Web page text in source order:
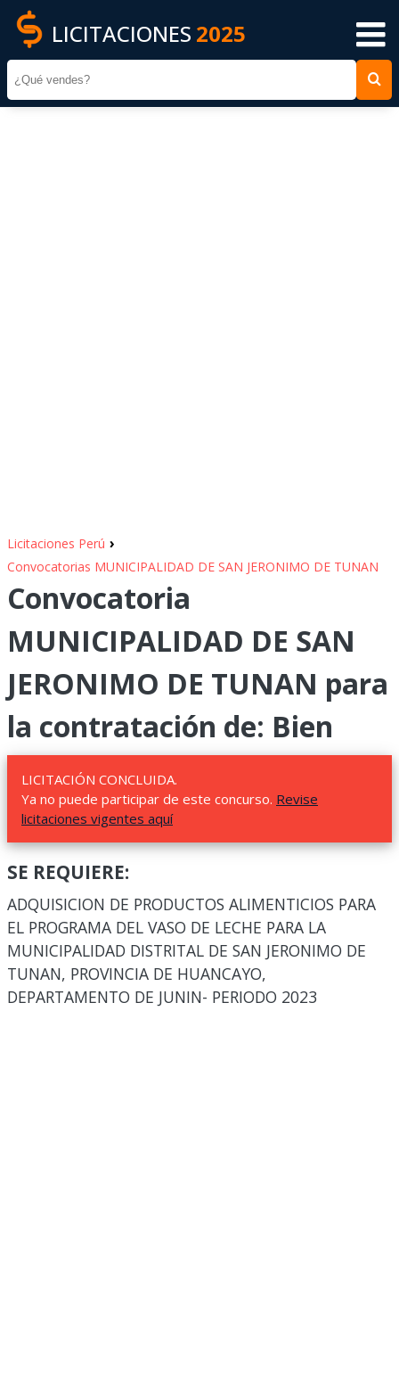
LICITACIONES 2025
Licitaciones Perú ›
Convocatorias MUNICIPALIDAD DE SAN JERONIMO DE TUNAN
Convocatoria
MUNICIPALIDAD DE SAN
JERONIMO DE TUNAN para
la contratación de: Bien
LICITACIÓN CONCLUIDA.
Ya no puede participar de este concurso. Revise
licitaciones vigentes aquí
SE REQUIERE:
ADQUISICION DE PRODUCTOS ALIMENTICIOS PARA
EL PROGRAMA DEL VASO DE LECHE PARA LA
MUNICIPALIDAD DISTRITAL DE SAN JERONIMO DE
TUNAN, PROVINCIA DE HUANCAYO,
DEPARTAMENTO DE JUNIN- PERIODO 2023